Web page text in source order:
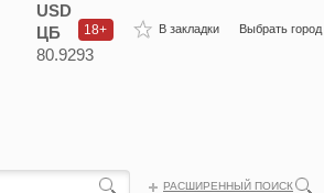
В закладки Выбрать город
18+
USD
ЦБ
80.9293
РАСШИРЕННЫЙ ПОИСК